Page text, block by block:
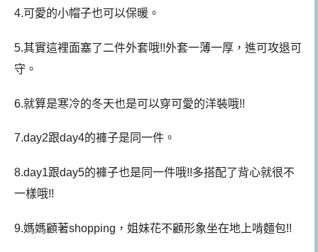
4.可愛的小帽子也可以保暖。
5.其實這裡面塞了二件外套哦!!外套一薄一厚，進可攻退可
守。
6.就算是寒冷的冬天也是可以穿可愛的洋裝哦!!
7.day2跟day4的褲子是同一件。
8.day1跟day5的褲子也是同一件哦!!多搭配了背心就很不
一樣哦!!
9.媽媽顧著shopping，姐妹花不顧形象坐在地上啃麵包!!